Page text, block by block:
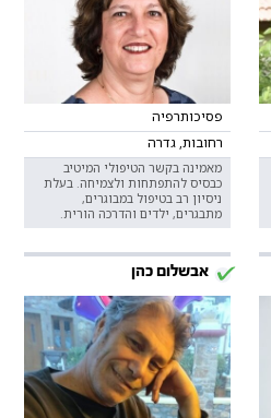
פסיכותרפיה
רחובות, גדרה
מאמינה בקשר הטיפולי המיטיב
כבסיס להתפתחות ולצמיחה. בעלת
ניסיון רב בטיפול במבוגרים,
מתבגרים, ילדים והדרכה הורית.
אבשלום כהן